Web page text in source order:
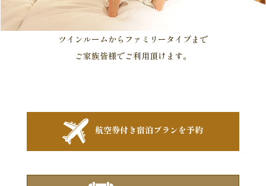
ツインルームからファミリータイプまで
ご家族皆様でご利用頂けます。
航空券付き宿泊プランを予約